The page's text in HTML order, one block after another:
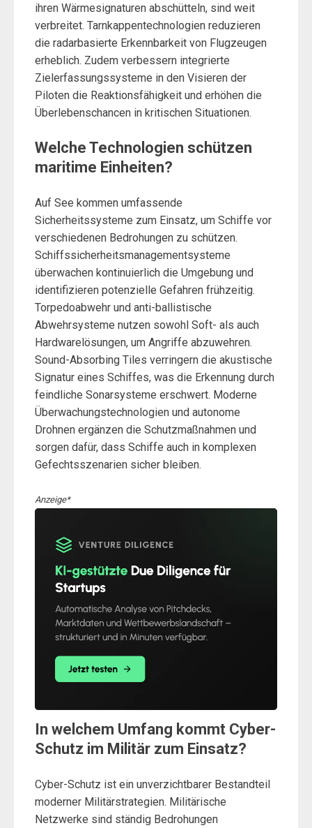
ihren Wärmesignaturen abschütteln, sind weit
verbreitet. Tarnkappentechnologien reduzieren
die radarbasierte Erkennbarkeit von Flugzeugen
erheblich. Zudem verbessern integrierte
Zielerfassungssysteme in den Visieren der
Piloten die Reaktionsfähigkeit und erhöhen die
Überlebenschancen in kritischen Situationen.
Welche Technologien schützen
maritime Einheiten?
Auf See kommen umfassende
Sicherheitssysteme zum Einsatz, um Schiffe vor
verschiedenen Bedrohungen zu schützen.
Schiffssicherheitsmanagementsysteme
überwachen kontinuierlich die Umgebung und
identifizieren potenzielle Gefahren frühzeitig.
Torpedoabwehr und anti-ballistische
Abwehrsysteme nutzen sowohl Soft- als auch
Hardwarelösungen, um Angriffe abzuwehren.
Sound-Absorbing Tiles verringern die akustische
Signatur eines Schiffes, was die Erkennung durch
feindliche Sonarsysteme erschwert. Moderne
Überwachungstechnologien und autonome
Drohnen ergänzen die Schutzmaßnahmen und
sorgen dafür, dass Schiffe auch in komplexen
Gefechtsszenarien sicher bleiben.
Anzeige*
In welchem Umfang kommt Cyber-
Schutz im Militär zum Einsatz?
Cyber-Schutz ist ein unverzichtbarer Bestandteil
moderner Militärstrategien. Militärische
Netzwerke sind ständig Bedrohungen